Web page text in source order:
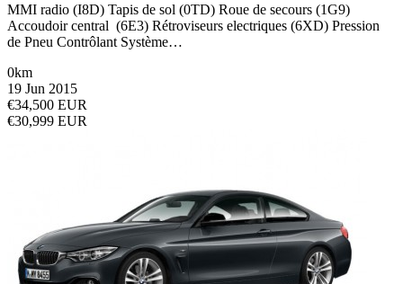
MMI radio (I8D) Tapis de sol (0TD) Roue de secours (1G9)
Accoudoir central (6E3) Rétroviseurs electriques (6XD) Pression
de Pneu Contrôlant Système…
0km
19 Jun 2015
€34,500 EUR
€30,999 EUR